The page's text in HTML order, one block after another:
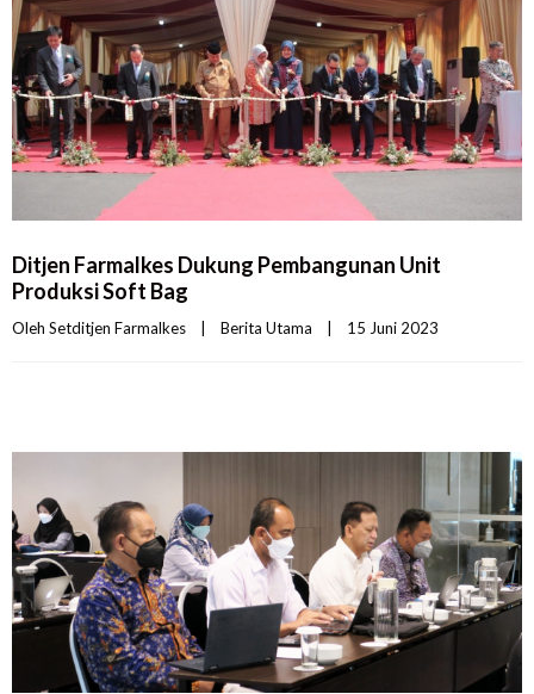
Ditjen Farmalkes Dukung Pembangunan Unit
Produksi Soft Bag
Oleh Setditjen Farmalkes Berita Utama 15 Juni 2023